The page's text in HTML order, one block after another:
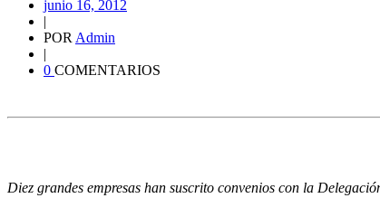
junio 16, 2012
|
POR Admin
|
0 COMENTARIOS
Diez grandes empresas han suscrito convenios con la